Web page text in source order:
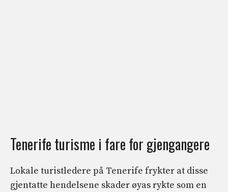
Tenerife turisme i fare for gjengangere
Lokale turistledere på Tenerife frykter at disse
gjentatte hendelsene skader øyas rykte som en